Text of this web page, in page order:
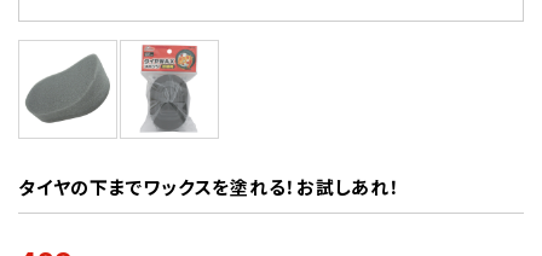
タイヤの下までワックスを塗れる！お試しあれ！